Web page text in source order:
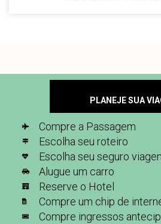
PLANEJE SUA
Compre a Passagem
Escolha seu roteiro
Escolha seu seguro
Alugue um carro
Reserve o Hotel
Compre um chip de
Compre ingressos